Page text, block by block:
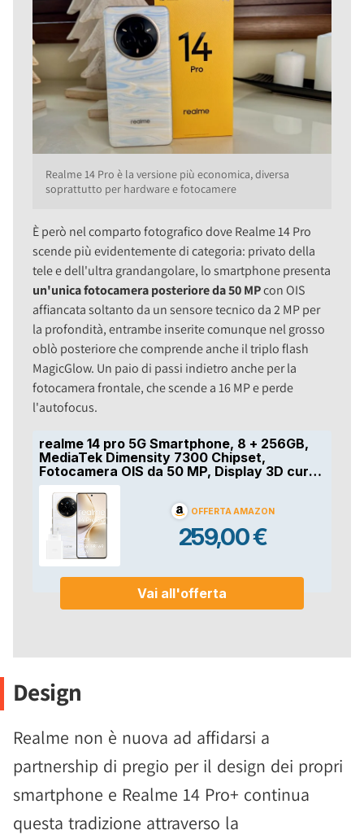
Realme 14 Pro è la versione più economica, diversa
soprattutto per hardware e fotocamere
È però nel comparto fotografico dove Realme 14 Pro
scende più evidentemente di categoria: privato della
tele e dell'ultra grandangolare, lo smartphone presenta
un'unica fotocamera posteriore da 50 MPcon OIS
affiancata soltanto da un sensore tecnico da 2 MP per
la profondità, entrambe inserite comunque nel grosso
oblò posteriore che comprende anche il triplo flash
MagicGlow. Un paio di passi indietro anche per la
fotocamera frontale, che scende a 16 MP e perde
l'autofocus.
Design
Realme non è nuova ad affidarsi a
partnership di pregio per il design dei propri
smartphone e Realme 14 Pro+ continua
questa tradizione attraverso la